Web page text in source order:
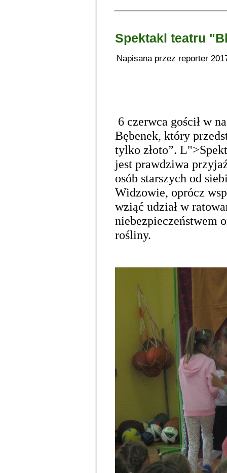
Spektakl teatru
Napisana przez reporter
6 czerwca gościł w
Bębenek, który
tylko złoto”.
jest prawdziwa
osób starszych od
Widzowie, oprócz
wziąć udział w
niebezpieczeństwem
rośliny.